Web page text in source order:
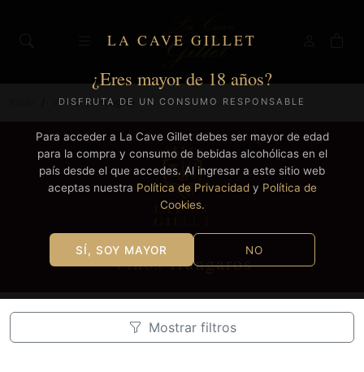
LA CAVE GILLET
¿Eres mayor de 18 años?
DISFRUTA DE UN CONSUMO RESPONSABLE
Para acceder a La Cave Gillet debes ser mayor de edad
para la compra y consumo de bebidas alcohólicas en el
país desde el que accedes. Al ingresar a este sitio web
aceptas nuestra Política de Privacidady Política de
Cookies.
SÍ, SOY MAYOR NO
Vinos Hungría
Vinos Húngaros
Mostrar filtros